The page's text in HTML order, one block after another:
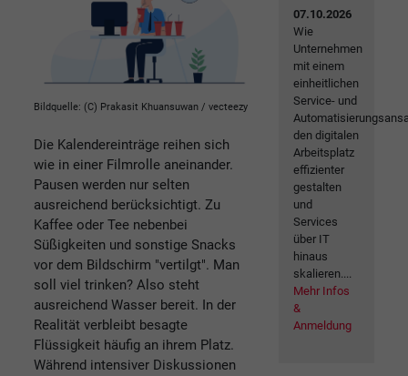
Bildquelle: (C) Prakasit Khuansuwan / vecteezy
Die Kalendereinträge reihen sich
wie in einer Filmrolle aneinander.
Pausen werden nur selten
ausreichend berücksichtigt. Zu
Kaffee oder Tee nebenbei
Süßigkeiten und sonstige Snacks
vor dem Bildschirm "vertilgt". Man
soll viel trinken? Also steht
ausreichend Wasser bereit. In der
Realität verbleibt besagte
Flüssigkeit häufig an ihrem Platz.
Während intensiver Diskussionen
07.10.2026
Wie
Unternehmen
mit einem
einheitlichen
Service- und
den digitalen
Arbeitsplatz
effizienter
gestalten
und
Services
über IT
hinaus
skalieren....
Mehr Infos
&
Anmeldung